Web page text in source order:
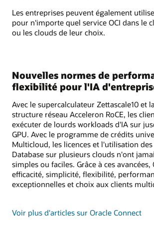
Les entreprises peuvent également
pour n'importe quel service OCI dans le
ou les clouds de leur choix.
Nouvelles normes de
flexibilité pour l'IA
Avec le supercalculateur Zettascale10 et
structure réseau Acceleron RoCE, les
exécuter de lourds workloads d'IA sur
GPU. Avec le programme de crédits
Multicloud, les licences et l'utilisation des
Database sur plusieurs clouds n'ont
simples ou faciles. Grâce à ces
efficacité, simplicité, flexibilité,
exceptionnelles et choix aux clients
Voir plus d'articles sur Oracle Connect